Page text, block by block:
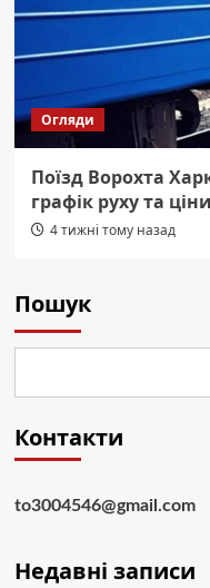
Огляди
Поїзд Ворохта
графік руху та ціни
4 тижні тому назад
Пошук
Контакти
to3004546@gmail.com
Недавні записи